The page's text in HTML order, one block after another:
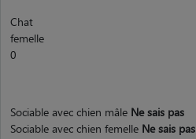
Chat
femelle
0
Sociable avec chien mâle Ne sais pas
Sociable avec chien femelle Ne sais pas